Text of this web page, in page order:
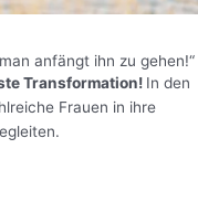
anfängt ihn zu gehen!“
Transformation! In den
Frauen in ihre